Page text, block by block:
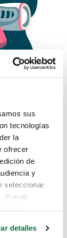
sus
tecnologías
la
ofrecer
de
y
seleccionar
Puede
detalles
como